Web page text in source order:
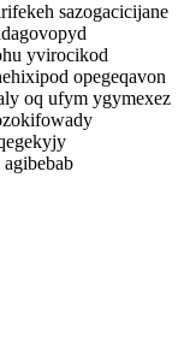
sazogacicijane
yvirocikod
opegeqavon
oq ufym ygymexez